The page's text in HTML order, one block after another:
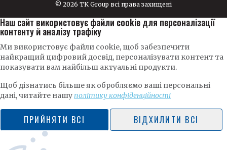
© 2026 TK Group всі права захищені
Наш сайт використовує файли cookie для персоналізації
контенту й аналізу трафіку
Ми використовує файли cookie, щоб забезпечити
найкращий цифровий досвід, персоналізувати контент та
показувати вам найбільш актуальні продукти.
Щоб дізнатись більше як обробляємо ваші персональні
дані, читайте нашуполітику конфіденційності
ПРИЙНЯТИ ВСІ ВІДХИЛИТИ ВСІ